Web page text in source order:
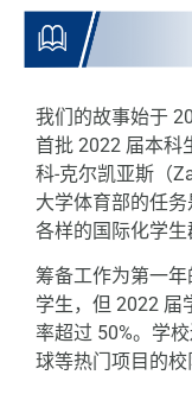
我们的故事始于
首批 2022 届本科
科-克尔凯亚斯（
大学体育部的任
各样的国际化学生
筹备工作为第一
学生，但 2022 届
率超过 50%。学
球等热门项目的校